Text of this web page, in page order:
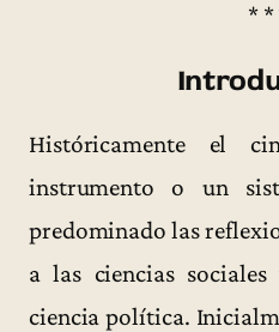
* *
Históricamente el
instrumento o un
predominado las
a las ciencias
ciencia política.